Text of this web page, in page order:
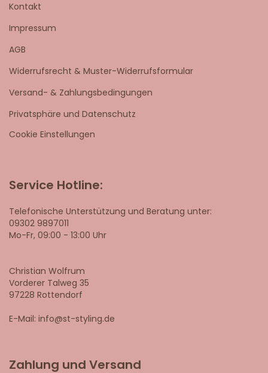
Kontakt
Impressum
AGB
Widerrufsrecht & Muster-Widerrufsformular
Versand- & Zahlungsbedingungen
Privatsphäre und Datenschutz
Cookie Einstellungen
Service Hotline:
Telefonische Unterstützung und Beratung unter:
09302 9897011
Mo-Fr, 09:00 - 13:00 Uhr
Christian Wolfrum
Vorderer Talweg 35
97228 Rottendorf
E-Mail: info@st-styling.de
Zahlung und Versand